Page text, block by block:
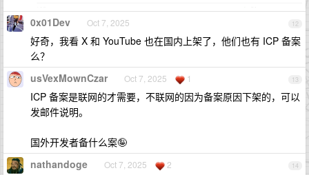
12
0x01Dev Oct 7, 2025
好奇，我看 X 和 YouTube 也在国内上架了，他们也有 ICP 备案
么？
13
usVexMownCzar Oct 7, 2025 1
ICP 备案是联网的才需要，不联网的因为备案原因下架的，可以
发邮件说明。
国外开发者备什么案🤪
14
nathandoge Oct 7, 2025 2